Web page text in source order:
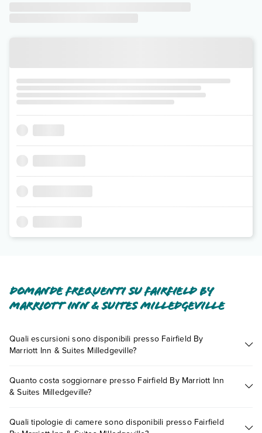
Domande frequenti su Fairfield By
Marriott Inn & Suites Milledgeville
Quali escursioni sono disponibili presso Fairfield By
Marriott Inn & Suites Milledgeville?
presso Fairfield By Marriott Inn & Suites Milledgeville. Scoprile
tutte nellasezione dedicata
Quanto costa soggiornare presso Fairfield By Marriott Inn
& Suites Milledgeville?
possono variare in base a vari fattori (per es. date, condizioni
Quali tipologie di camere sono disponibili presso Fairfield